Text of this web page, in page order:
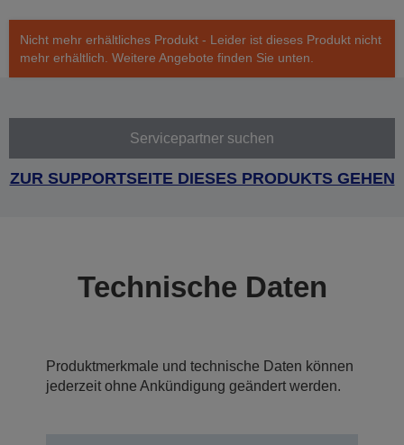
Nicht mehr erhältliches Produkt - Leider ist dieses Produkt nicht
mehr erhältlich. Weitere Angebote finden Sie unten.
Servicepartner suchen
ZUR SUPPORTSEITE DIESES PRODUKTS GEHEN
Technische Daten
Produktmerkmale und technische Daten können
jederzeit ohne Ankündigung geändert werden.